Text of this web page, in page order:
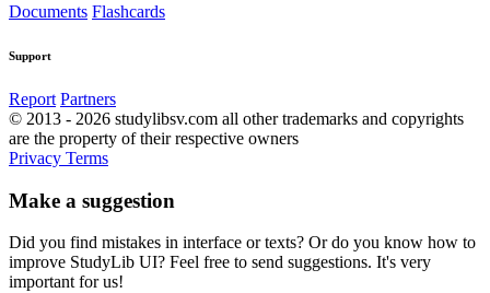
Documents Flashcards
Support
Report Partners
© 2013 - 2026 studylibsv.com all other trademarks and copyrights
are the property of their respective owners
Privacy Terms
Make a suggestion
Did you find mistakes in interface or texts? Or do you know how to
improve StudyLib UI? Feel free to send suggestions. It's very
important for us!